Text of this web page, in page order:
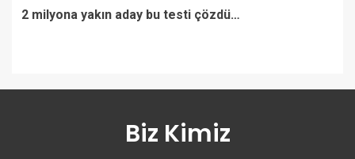
2 milyona yakın aday bu testi çözdü…
Biz Kimiz